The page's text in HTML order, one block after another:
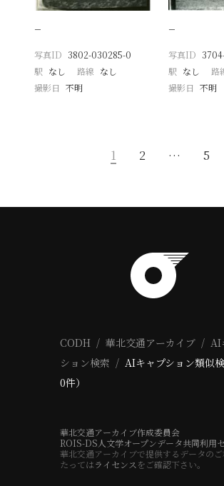
−
写真ID 3802-030285-0
駅 なし 路線 なし
撮影日
不明
−
写真ID
駅 なし 路
撮影日 不明
1 2 … 5
CODH 華北交通アーカイブ
AI
ション検索
AIキャプション類似
0件）
華北交通アーカイブ作成委員会
ROIS-DS人文学オープンデータ共同利用
華北交通アーカイブで提供するデータの
たってはライセンス をご確認下さい。